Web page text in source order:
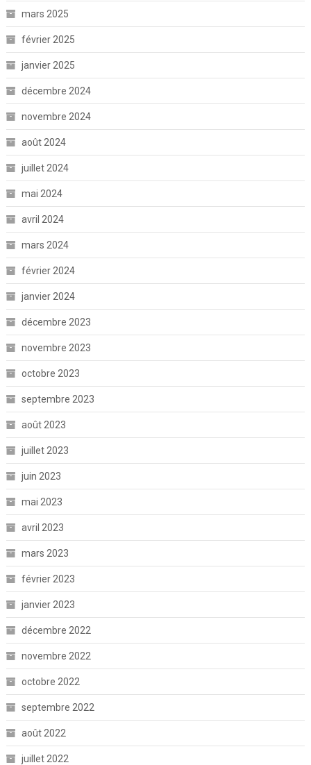
mars 2025
février 2025
janvier 2025
décembre 2024
novembre 2024
août 2024
juillet 2024
mai 2024
avril 2024
mars 2024
février 2024
janvier 2024
décembre 2023
novembre 2023
octobre 2023
septembre 2023
août 2023
juillet 2023
juin 2023
mai 2023
avril 2023
mars 2023
février 2023
janvier 2023
décembre 2022
novembre 2022
octobre 2022
septembre 2022
août 2022
juillet 2022